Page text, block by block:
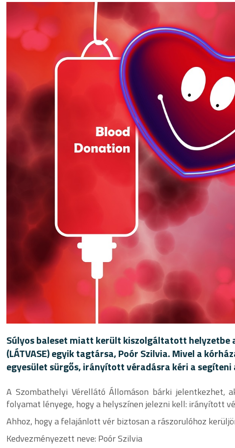
Súlyos baleset miatt került kiszolgáltatott helyzetbe
(LÁTVASE) egyik tagtársa, Poór Szilvia. Mivel a
egyesület sürgős, irányított véradásra kéri a
A Szombathelyi Vérellátó Állomáson bárki jelentkezhet,
folyamat lényege, hogy a helyszínen jelezni kell: irányított
Ahhoz, hogy a felajánlott vér biztosan a rászorulóhoz
Kedvezményezett neve: Poór Szilvia